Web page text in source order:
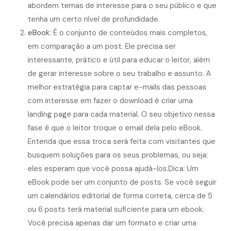
abordem temas de interesse para o seu público e que
tenha um certo nível de profundidade.
eBook: É o conjunto de conteúdos mais completos,
em comparação a um post. Ele precisa ser
interessante, prático e útil para educar o leitor, além
de gerar interesse sobre o seu trabalho e assunto. A
melhor estratégia para captar e-mails das pessoas
com interesse em fazer o download é criar uma
landing page para cada material. O seu objetivo nessa
fase é que o leitor troque o email dela pelo eBook.
Entenda que essa troca será feita com visitantes que
busquem soluções para os seus problemas, ou seja:
eles esperam que você possa ajudá-los.Dica: Um
eBook pode ser um conjunto de posts. Se você seguir
um calendários editorial de forma correta, cerca de 5
ou 6 posts terá material suficiente para um ebook.
Você precisa apenas dar um formato e criar uma